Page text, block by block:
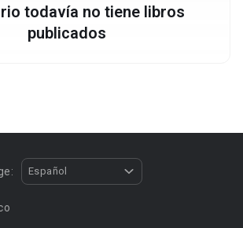
todavía no tiene libros
publicados
Español